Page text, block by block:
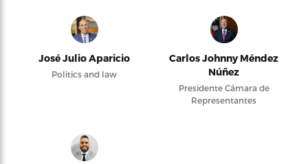
José Julio Aparicio
Politics and law
Carlos Johnny Méndez
Núñez
Presidente Cámara de
Representantes